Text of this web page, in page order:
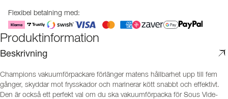
Flexibel betalning med:
Produktinformation
Beskrivning
Champions vakuumförpackare förlänger matens hållbarhet upp till fem
gånger, skyddar mot frysskador och marinerar kött snabbt och effektivt.
Den är också ett perfekt val om du ska vakuumförpacka för Sous Vide-